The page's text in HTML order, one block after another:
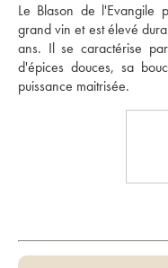
Le Blason de l'Evangile
grand vin et est élevé
ans. Il se caractérise
d'épices douces, sa
puissance maitrisée.